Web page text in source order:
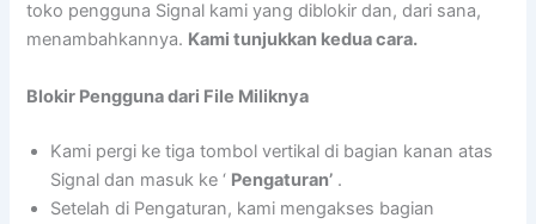
toko pengguna Signal kami yang diblokir dan, dari sana,
menambahkannya. Kami tunjukkan kedua cara.
Blokir Pengguna dari File Miliknya
Kami pergi ke tiga tombol vertikal di bagian kanan atas
Signal dan masuk ke ‘ Pengaturan’ .
Setelah di Pengaturan, kami mengakses bagian